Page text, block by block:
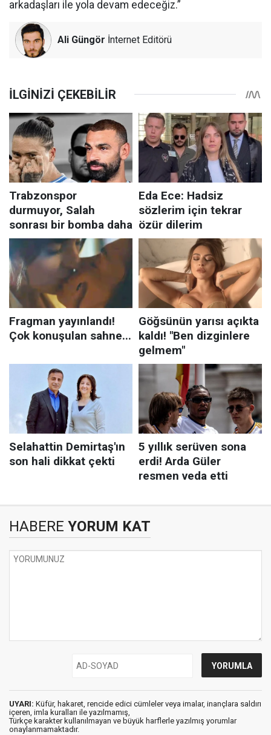
arkadaşları ile yola devam edeceğiz.”
Ali Güngör İnternet Editörü
HABERE YORUM KAT
UYARI: Küfür, hakaret, rencide edici cümleler veya imalar, inançlara saldırı
içeren, imla kuralları ile yazılmamış,
Türkçe karakter kullanılmayan ve büyük harflerle yazılmış yorumlar
onaylanmamaktadır.